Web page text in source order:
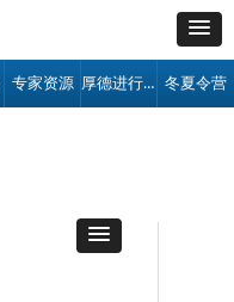
专家资源 厚德进行时 冬夏令营